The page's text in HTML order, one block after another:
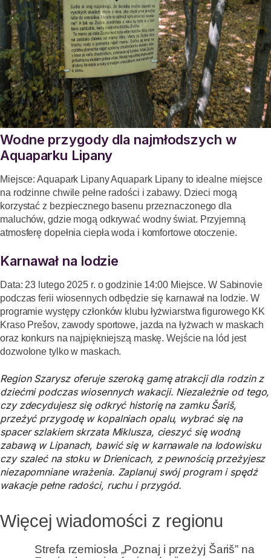
Wodne przygody dla najmłodszych w
Aquaparku Lipany
Miejsce: Aquapark Lipany Aquapark Lipany to idealne miejsce
na rodzinne chwile pełne radości i zabawy. Dzieci mogą
korzystać z bezpiecznego basenu przeznaczonego dla
maluchów, gdzie mogą odkrywać wodny świat. Przyjemną
atmosferę dopełnia ciepła woda i komfortowe otoczenie.
Karnawał na lodzie
Data: 23 lutego 2025 r. o godzinie 14:00 Miejsce. W Sabinovie
podczas ferii wiosennych odbędzie się karnawał na lodzie. W
programie występy członków klubu łyżwiarstwa figurowego KK
Kraso Prešov, zawody sportowe, jazda na łyżwach w maskach
oraz konkurs na najpiękniejszą maskę. Wejście na lód jest
dozwolone tylko w maskach.
Region Szarysz oferuje szeroką gamę atrakcji dla rodzin z
dziećmi podczas wiosennych wakacji. Niezależnie od tego,
czy zdecydujesz się odkryć historię na zamku Šariš,
przeżyć przygodę w kopalniach opalu, wybrać się na
spacer szlakiem skrzata Miklusza, cieszyć się wodną
zabawą w Lipanach, bawić się w karnawale na lodowisku
czy szaleć na stoku w Drienicach, z pewnością przeżyjesz
niezapomniane wrażenia. Zaplanuj swój program i spędź
wakacje pełne radości, ruchu i przygód.
Więcej wiadomości z regionu
Strefa rzemiosła „Poznaj i przeżyj Šariš” na